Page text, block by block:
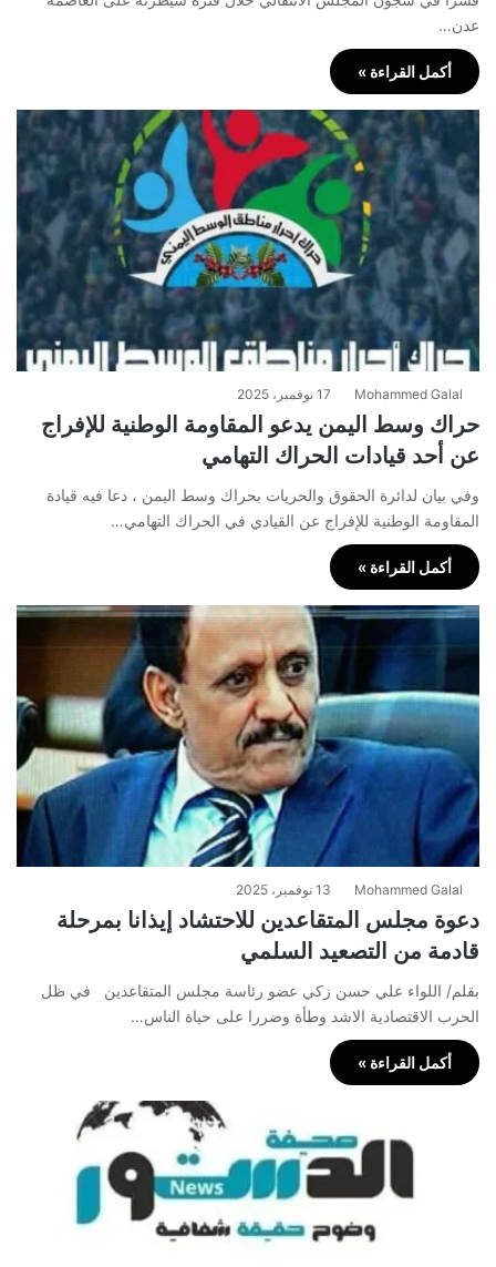
عدن…
أكمل القراءة »
Mohammed Galal 17 نوفمبر، 2025
حراك وسط اليمن يدعو المقاومة الوطنية للإفراج
عن أحد قيادات الحراك التهامي
وفي بيان لدائرة الحقوق والحريات بحراك وسط اليمن ، دعا فيه قيادة
المقاومة الوطنية للإفراج عن القيادي في الحراك التهامي…
أكمل القراءة »
Mohammed Galal 13 نوفمبر، 2025
دعوة مجلس المتقاعدين للاحتشاد إيذانا بمرحلة
قادمة من التصعيد السلمي
بقلم/ اللواء علي حسن زكي عضو رئاسة مجلس المتقاعدين في ظل
الحرب الاقتصادية الاشد وطأة وضررا على حياة الناس…
أكمل القراءة »